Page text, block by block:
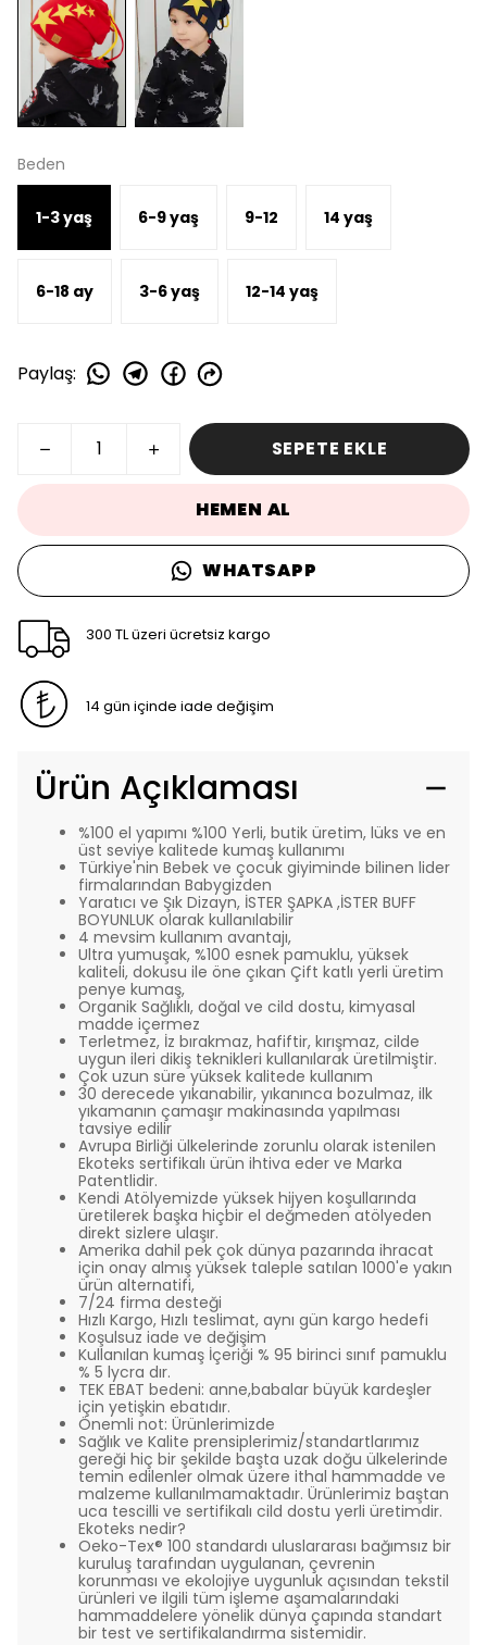
Beden
1-3 yaş 6-9 yaş 9-12 14 yaş
6-18 ay 3-6 yaş 12-14 yaş
Paylaş:
SEPETE EKLE
HEMEN AL
WHATSAPP
300 TL üzeri ücretsiz kargo
14 gün içinde iade değişim
Ürün Açıklaması
%100 el yapımı %100 Yerli, butik üretim, lüks ve en
üst seviye kalitede kumaş kullanımı
Türkiye'nin Bebek ve çocuk giyiminde bilinen lider
firmalarından Babygizden
Yaratıcı ve Şık Dizayn, İSTER ŞAPKA ,İSTER BUFF
BOYUNLUK olarak kullanılabilir
4 mevsim kullanım avantajı,
Ultra yumuşak, %100 esnek pamuklu, yüksek
kaliteli, dokusu ile öne çıkan Çift katlı yerli üretim
penye kumaş,
Organik Sağlıklı, doğal ve cild dostu, kimyasal
madde içermez
Terletmez, İz bırakmaz, hafiftir, kırışmaz, cilde
uygun ileri dikiş teknikleri kullanılarak üretilmiştir.
Çok uzun süre yüksek kalitede kullanım
30 derecede yıkanabilir, yıkanınca bozulmaz, ilk
yıkamanın çamaşır makinasında yapılması
tavsiye edilir
Avrupa Birliği ülkelerinde zorunlu olarak istenilen
Ekoteks sertifikalı ürün ihtiva eder ve Marka
Patentlidir.
Kendi Atölyemizde yüksek hijyen koşullarında
üretilerek başka hiçbir el değmeden atölyeden
direkt sizlere ulaşır.
Amerika dahil pek çok dünya pazarında ihracat
için onay almış yüksek taleple satılan 1000'e yakın
ürün alternatifi,
7/24 firma desteği
Hızlı Kargo, Hızlı teslimat, aynı gün kargo hedefi
Koşulsuz iade ve değişim
Kullanılan kumaş İçeriği % 95 birinci sınıf pamuklu
% 5 lycra dır.
TEK EBAT bedeni: anne,babalar büyük kardeşler
için yetişkin ebatıdır.
Önemli not: Ürünlerimizde
Sağlık ve Kalite prensiplerimiz/standartlarımız
gereği hiç bir şekilde başta uzak doğu ülkelerinde
temin edilenler olmak üzere ithal hammadde ve
malzeme kullanılmamaktadır. Ürünlerimiz baştan
uca tescilli ve sertifikalı cild dostu yerli üretimdir.
Ekoteks nedir?
Oeko-Tex® 100 standardı uluslararası bağımsız bir
kuruluş tarafından uygulanan, çevrenin
korunması ve ekolojiye uygunluk açısından tekstil
ürünleri ve ilgili tüm işleme aşamalarındaki
hammaddelere yönelik dünya çapında standart
bir test ve sertifikalandırma sistemidir.